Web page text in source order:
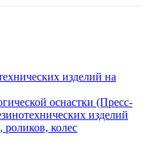
изделий на
оснастки (Пресс-
изделий
роликов, колес